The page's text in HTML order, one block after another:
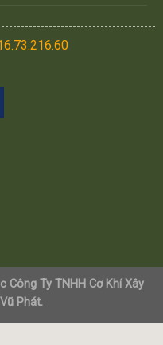
Công Ty TNHH Cơ Khí Xây
Phát.